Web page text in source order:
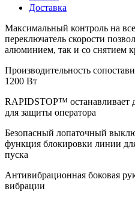
Доставка
Максимальный контроль на
переключатель скорости
алюминием, так и со снятием
Производительность
1200 Вт
RAPIDSTOP™ останавливает
для защиты оператора
Безопасный лопаточный
функция блокировки линии
пуска
Антивибрационная боковая
вибрации